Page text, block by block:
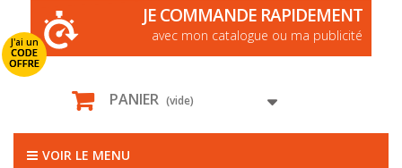
J'ai un
CODE
OFFRE
JE COMMANDE RAPIDEMENT
avec mon catalogue ou ma publicité
PANIER (vide)
VOIR LE MENU